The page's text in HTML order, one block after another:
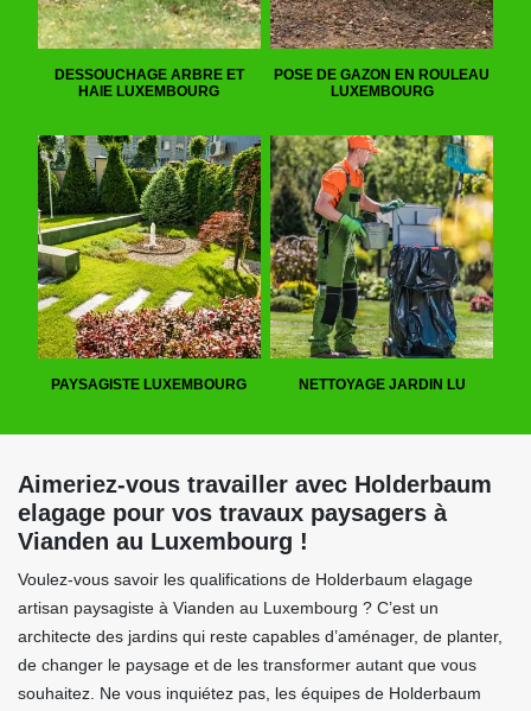
DESSOUCHAGE ARBRE ET
HAIE LUXEMBOURG
POSE DE GAZON EN ROULEAU
LUXEMBOURG
PAYSAGISTE LUXEMBOURG NETTOYAGE JARDIN LU
Aimeriez-vous travailler avec Holderbaum
elagage pour vos travaux paysagers à
Vianden au Luxembourg !
Voulez-vous savoir les qualifications de Holderbaum elagage
artisan paysagiste à Vianden au Luxembourg ? C’est un
architecte des jardins qui reste capables d’aménager, de planter,
de changer le paysage et de les transformer autant que vous
souhaitez. Ne vous inquiétez pas, les équipes de Holderbaum